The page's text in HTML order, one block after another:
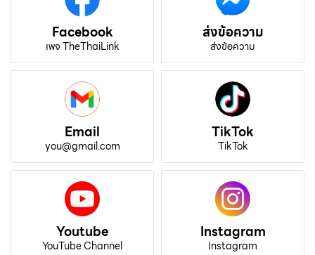
Facebook
เพจ TheThaiLink
ส่งข้อความ
ส่งข้อความ
Email
you@gmail.com
TikTok
TikTok
Youtube
YouTube Channel
Instagram
Instagram